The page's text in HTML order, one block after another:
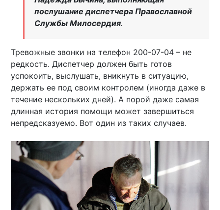
послушание диспетчера Православной
Службы Милосердия.
Тревожные звонки на телефон 200-07-04 – не
редкость. Диспетчер должен быть готов
успокоить, выслушать, вникнуть в ситуацию,
держать ее под своим контролем (иногда даже в
течение нескольких дней). А порой даже самая
длинная история помощи может завершиться
непредсказуемо. Вот один из таких случаев.